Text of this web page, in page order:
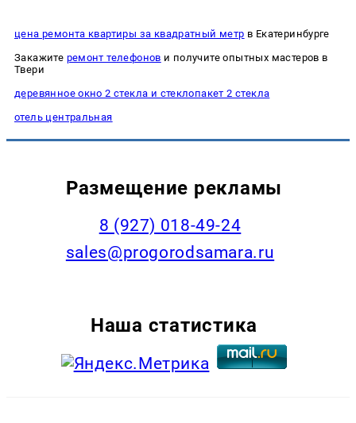
цена ремонта квартиры за квадратный метр в Екатеринбурге
Закажите ремонт телефонов и получите опытных мастеров в
Твери
деревянное окно 2 стекла и стеклопакет 2 стекла
отель центральная
Размещение рекламы
8 (927) 018-49-24
sales@progorodsamara.ru
Наша статистика